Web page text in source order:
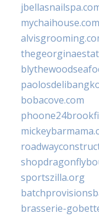
mychaihouse.com
bobacove.com
sportszilla.org
brasserie-